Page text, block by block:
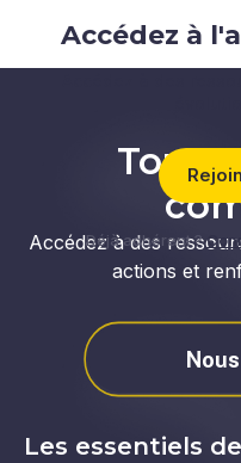
Accédez à
Déjà adhérent ?
Tous
Accédez à des
actions et
Les essentiels